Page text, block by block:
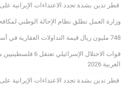
قطر تدين بشدة تجدد الاعتداءات الإيرانية على
وزارة العمل تطلق نظام الإحالة الوطني لمكافحة
748 مليون ريال قيمة التداولات العقارية في أسبوع 2026
قوات الاحتلال
الغربية 2026
قطر تدين بشدة تجدد الاعتداءات الإيرانية على